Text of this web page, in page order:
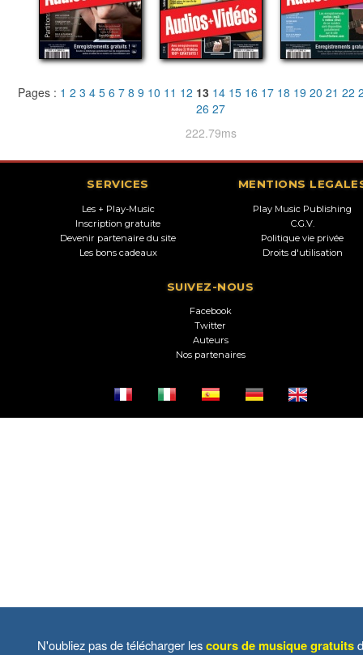
Pages : 1 2 3 4 5 6 7 8 9 10 11 12 13 14 15 16 17 18 19 20 21 22
26 27
222.79ms
SERVICES
Les + Play-Music
Inscription gratuite
Devenir partenaire du site
Les bons cadeaux
MENTIONS
Play Music Publishing
C.G.V.
Politique vie privée
Droits d'utilisation
SUIVEZ-NOUS
Facebook
Twitter
Auteurs
Nos partenaires
N'oubliez pas de télécharger lescours de musique gratuits